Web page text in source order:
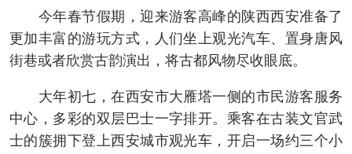
生活 演出 活动
展会 走读海南 周末去哪儿
人才在线 天涯企服
今年春节假期，迎来游客高峰的陕西西安准备了
更加丰富的游玩方式，人们坐上观光汽车、置身唐风
街巷或者欣赏古韵演出，将古都风物尽收眼底。
大年初七，在西安市大雁塔一侧的市民游客服务
中心，多彩的双层巴士一字排开。乘客在古装文官武
士的簇拥下登上西安城市观光车，开启一场约三个小